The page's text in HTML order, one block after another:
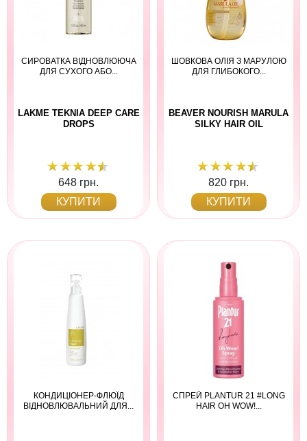
СИРОВАТКА ВІДНОВЛЮЮЧА
ДЛЯ СУХОГО АБО...
LAKME TEKNIA DEEP CARE
DROPS
648 грн.
КУПИТИ
ШОВКОВА ОЛІЯ З МАРУЛОЮ
ДЛЯ ГЛИБОКОГО...
BEAVER NOURISH MARULA
SILKY HAIR OIL
820 грн.
КУПИТИ
КОНДИЦІОНЕР-ФЛЮЇД
ВІДНОВЛЮВАЛЬНИЙ ДЛЯ...
СПРЕЙ PLANTUR 21 #LONG
HAIR OH WOW!...